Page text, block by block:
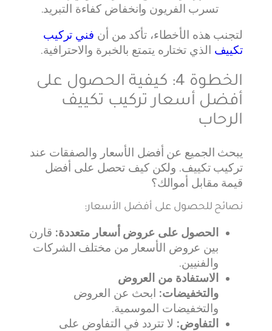
تسرب الفريون وانخفاض كفاءة التبريد.
لتجنب هذه الأخطاء، تأكد من أن فني تركيب
تكييف الذي تختاره يتمتع بالخبرة والاحترافية.
الخطوة 4: كيفية الحصول على
أفضل أسعار تركيب تكييف
الرحاب
يبحث الجميع عن أفضل الأسعار والصفقات عند
تركيب تكييف. ولكن كيف تحصل على أفضل
قيمة مقابل أموالك؟
نصائح للحصول على أفضل الأسعار:
الحصول على عروض أسعار متعددة: قارن
بين عروض الأسعار من مختلف الشركات
والفنيين.
الاستفادة من العروض
والتخفيضات: ابحث عن العروض
والتخفيضات الموسمية.
التفاوض: لا تتردد في التفاوض على